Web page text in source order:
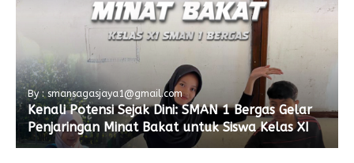
By : smansagasjaya1@gmail.com
Kenali Potensi Sejak Dini: SMAN 1 Bergas Gelar
Penjaringan Minat Bakat untuk Siswa Kelas XI